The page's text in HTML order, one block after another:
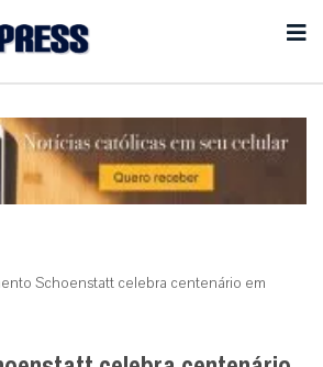
Schoenstatt celebra centenário em